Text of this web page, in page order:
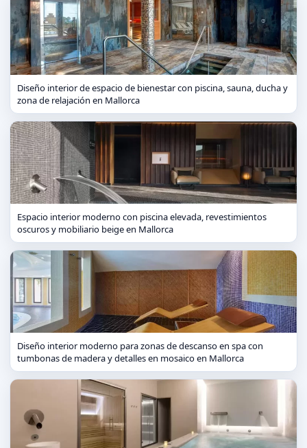
Diseño interior de espacio de bienestar con piscina, sauna, ducha y
zona de relajación en Mallorca
Espacio interior moderno con piscina elevada, revestimientos
oscuros y mobiliario beige en Mallorca
Diseño interior moderno para zonas de descanso en spa con
tumbonas de madera y detalles en mosaico en Mallorca